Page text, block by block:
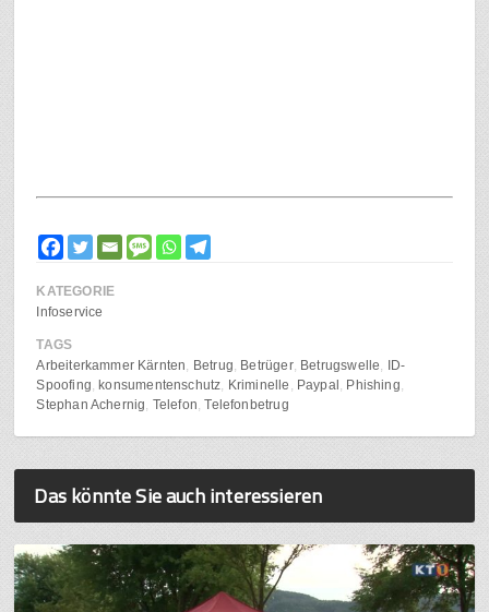
KATEGORIE
Infoservice
TAGS
Arbeiterkammer Kärnten
Betrug Betrüger Betrugswelle
ID-
Spoofing
konsumentenschutz Kriminelle Paypal
Phishing
Stephan Achernig Telefon Telefonbetrug
Das könnte Sie auch interessieren